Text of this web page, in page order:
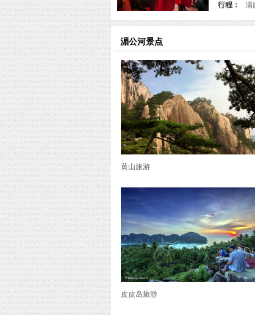
行程：
湄公河景点
黄山旅游
皮皮岛旅游